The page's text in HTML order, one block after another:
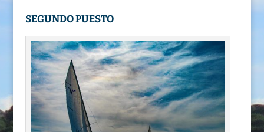
SEGUNDO PUESTO